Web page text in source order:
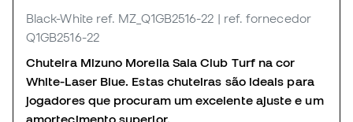
Black-White ref. MZ_Q1GB2516-22 | ref. fornecedor
Q1GB2516-22
Chuteira Mizuno Morelia Sala Club Turf na cor
White-Laser Blue. Estas chuteiras são ideais para
jogadores que procuram um excelente ajuste e um
amortecimento superior.